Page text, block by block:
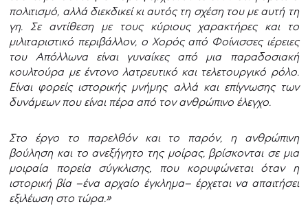
πολιτισμό, αλλά διεκδικεί κι αυτός τη σχέση του με αυτή τη
γη. Σε αντίθεση με τους κύριους χαρακτήρες και το
μιλιταριστικό περιβάλλον, ο Χορός από Φοίνισσες ιέρειες
του Απόλλωνα είναι γυναίκες από μια παραδοσιακή
κουλτούρα με έντονο λατρευτικό και τελετουργικό ρόλο.
Είναι φορείς ιστορικής μνήμης αλλά και επίγνωσης των
δυνάμεων που είναι πέρα από τον ανθρώπινο έλεγχο.
Στο έργο το παρελθόν και το παρόν, η ανθρώπινη
βούληση και το ανεξήγητο της μοίρας, βρίσκονται σε μια
μοιραία πορεία σύγκλισης, που κορυφώνεται όταν η
ιστορική βία –ένα αρχαίο έγκλημα– έρχεται να απαιτήσει
εξιλέωση στο τώρα.»